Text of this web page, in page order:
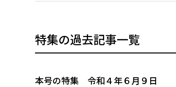
特集の過去記事一覧
本号の特集 令和４年６月９日